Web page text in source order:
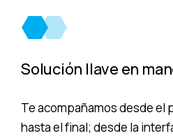
Solución llave en
Te acompañamos desde
hasta el final; desde la